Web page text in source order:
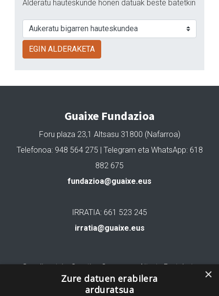
Alderatu hauteskunde honen datuak beste batetkin
EGIN ALDERAKETA
Guaixe Fundazioa
Foru plaza 23,1 Altsasu 31800 (Nafarroa)
Telefonoa: 948 564 275 | Telegram eta WhatsApp: 618
882 675
fundazioa@guaixe.eus
IRRATIA: 661 523 245
irratia@guaixe.eus
Gure lizentzia: Creative Commons Aitortu Partekatu
Codesyntaxek garatua
×
Zure datuen erabilera
arduratsua